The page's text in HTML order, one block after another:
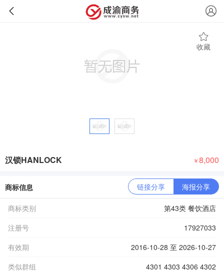
收藏
汉锁HANLOCK ￥8,000
商标信息 链接分享 海报分享
商标类别
第43类 餐饮酒店
注册号
17927033
有效期
2016-10-28 至 2026-10-27
类似群组
4301 4303 4306 4302